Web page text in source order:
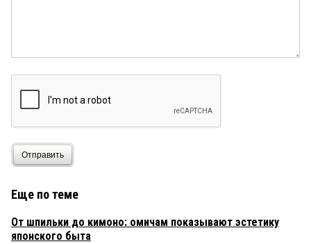
Отправить
Еще по теме
От шпильки до кимоно: омичам показывают эстетику
японского быта